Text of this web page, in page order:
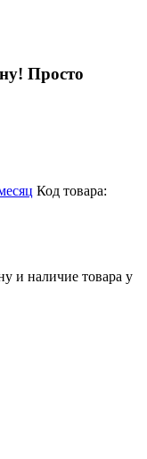
Просто
Код товара:
и наличие товара у